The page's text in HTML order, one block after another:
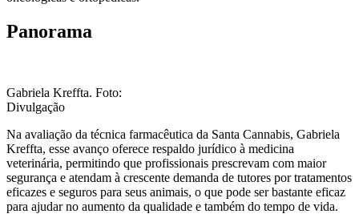
Panorama
Gabriela Kreffta. Foto:
Divulgação
Na avaliação da técnica farmacêutica da Santa Cannabis, Gabriela
Kreffta, esse avanço oferece respaldo jurídico à medicina
veterinária, permitindo que profissionais prescrevam com maior
segurança e atendam à crescente demanda de tutores por tratamentos
eficazes e seguros para seus animais, o que pode ser bastante eficaz
para ajudar no aumento da qualidade e também do tempo de vida.